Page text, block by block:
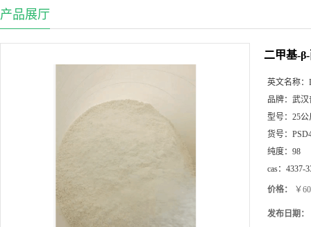
产品展厅
二甲基-
英文名称：
品牌： 武汉
型号： 25公
货号：
纯度： 98
cas： 4337-
价格： ￥
发布日期：